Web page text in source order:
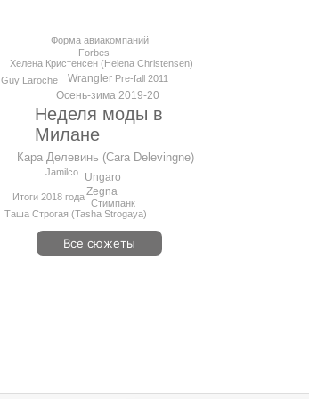
Неделя моды в
Милане
Кара Делевинь (Cara Delevingne)
Осень-зима 2019-20
Ungaro
Wrangler
Zegna
Хелена Кристенсен (Helena Christensen)
Pre-fall 2011
Jamilco
Forbes
Форма авиакомпаний
Итоги 2018 года
Guy Laroche
Таша Строгая (Tasha Strogaya)
Стимпанк
Все сюжеты